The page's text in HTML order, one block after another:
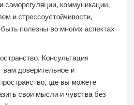
саморегуляции, коммуникации,
и стрессоустойчивости,
полезны во многих аспектах
Консультация
вам доверительное и
где вы можете
свои мысли и чувства без